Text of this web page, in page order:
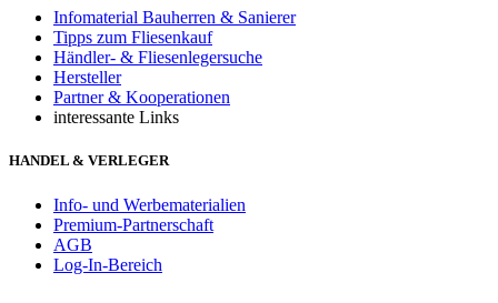
Infomaterial Bauherren & Sanierer
Tipps zum Fliesenkauf
Händler- & Fliesenlegersuche
Hersteller
Partner & Kooperationen
interessante Links
HANDEL & VERLEGER
Info- und Werbematerialien
Premium-Partnerschaft
AGB
Log-In-Bereich